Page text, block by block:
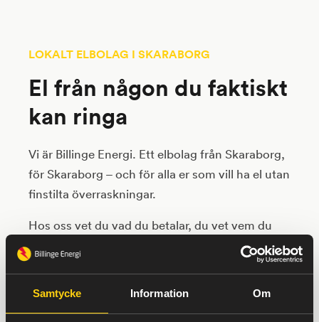
Samtycke Information Om
LOKALT ELBOLAG I SKARABORG
El från någon du faktiskt
kan ringa
Vi är Billinge Energi. Ett elbolag från Skaraborg,
för Skaraborg – och för alla er som vill ha el utan
finstilta överraskningar.
Hos oss vet du vad du betalar, du vet vem du
pratar med och du vet att det finns en människa
i andra änden när du ringer. Det har alltid varit
Vi finns i Skövde, Lidköping, Skara, Tibro, Mariestad,